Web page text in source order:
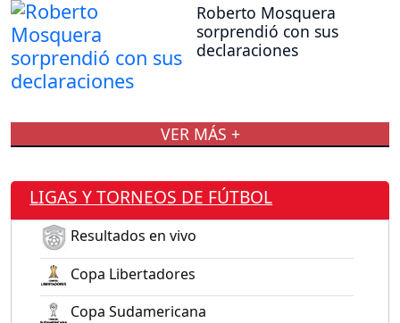
Roberto Mosquera
sorprendió con sus
declaraciones
VER MÁS +
LIGAS Y TORNEOS DE FÚTBOL
Resultados en vivo
Copa Libertadores
Copa Sudamericana